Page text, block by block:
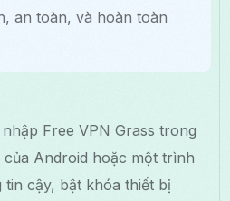
an toàn, và hoàn toàn
Free VPN Grass trong
Android hoặc một trình
cậy, bật khóa thiết bị